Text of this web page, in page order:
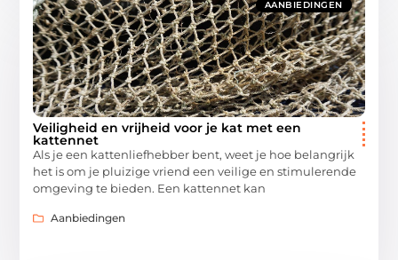
AANBIEDINGEN
Veiligheid en vrijheid voor je kat met een
kattennet
Als je een kattenliefhebber bent, weet je hoe belangrijk
het is om je pluizige vriend een veilige en stimulerende
omgeving te bieden. Een kattennet kan
Aanbiedingen